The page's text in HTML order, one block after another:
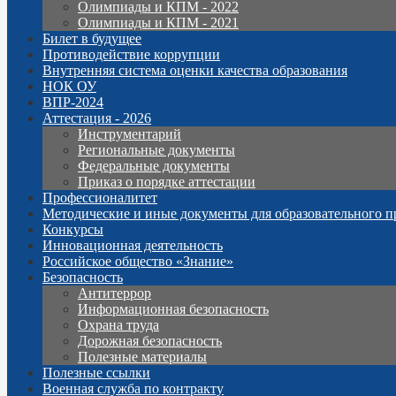
Олимпиады и КПМ - 2022
Олимпиады и КПМ - 2021
Билет в будущее
Противодействие коррупции
Внутренняя система оценки качества образования
НОК ОУ
ВПР-2024
Аттестация - 2026
Инструментарий
Региональные документы
Федеральные документы
Приказ о порядке аттестации
Профессионалитет
Методические и иные документы для образовательного
Конкурсы
Инновационная деятельность
Российское общество «Знание»
Безопасность
Антитеррор
Информационная безопасность
Охрана труда
Дорожная безопасность
Полезные материалы
Полезные ссылки
Военная служба по контракту